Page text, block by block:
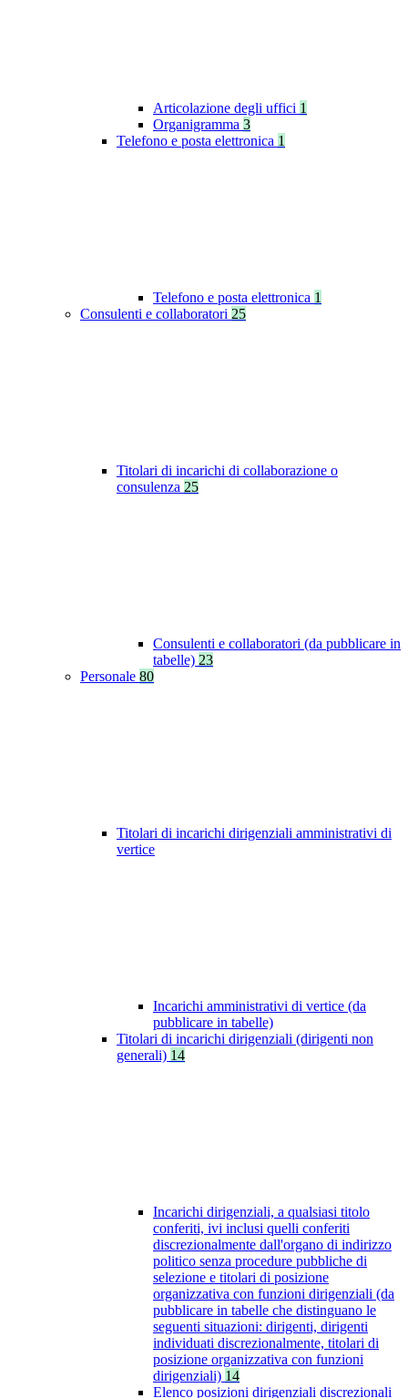
Articolazione degli uffici 1
Organigramma 3
Telefono e posta elettronica 1
Telefono e posta elettronica 1
Consulenti e collaboratori 25
Titolari di incarichi di collaborazione o
consulenza 25
Consulenti e collaboratori (da pubblicare in
tabelle) 23
Personale 80
Titolari di incarichi dirigenziali amministrativi di
vertice
Incarichi amministrativi di vertice (da
pubblicare in tabelle)
Titolari di incarichi dirigenziali (dirigenti non
generali) 14
Incarichi dirigenziali, a qualsiasi titolo
conferiti, ivi inclusi quelli conferiti
discrezionalmente dall'organo di indirizzo
politico senza procedure pubbliche di
selezione e titolari di posizione
organizzativa con funzioni dirigenziali (da
pubblicare in tabelle che distinguano le
seguenti situazioni: dirigenti, dirigenti
individuati discrezionalmente, titolari di
posizione organizzativa con funzioni
dirigenziali) 14
Elenco posizioni dirigenziali discrezionali